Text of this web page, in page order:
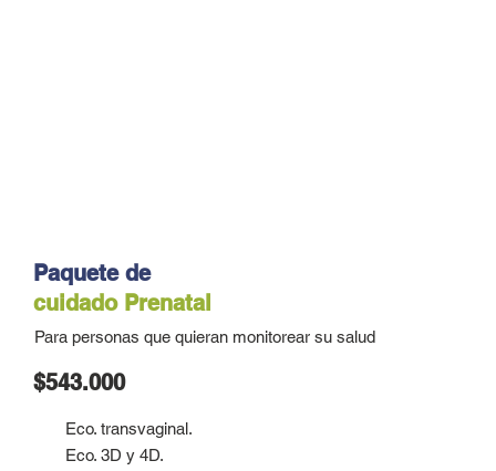
Paquete de
cuidado Prenatal
Para personas que quieran monitorear su salud
$543.000
Eco. transvaginal.
Eco. 3D y 4D.